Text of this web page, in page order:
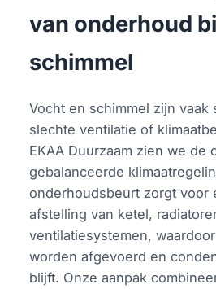
van onderhoud
schimmel
Vocht en schimmel zijn vaak
slechte ventilatie of
EKAA Duurzaam zien we de
gebalanceerde
onderhoudsbeurt zorgt voor
afstelling van ketel,
ventilatiesystemen,
worden afgevoerd en
blijft. Onze aanpak